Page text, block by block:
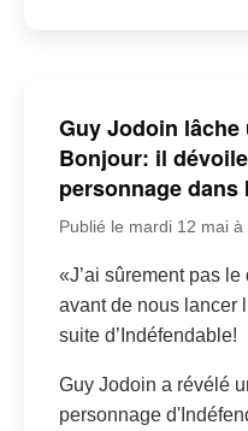
Guy Jodoin
Bonjour: il
personnage dans
Publié le mardi 12 mai à
«J’ai sûrement pas
avant de nous lancer
suite d’Indéfendable!
Guy Jodoin a révélé
personnage